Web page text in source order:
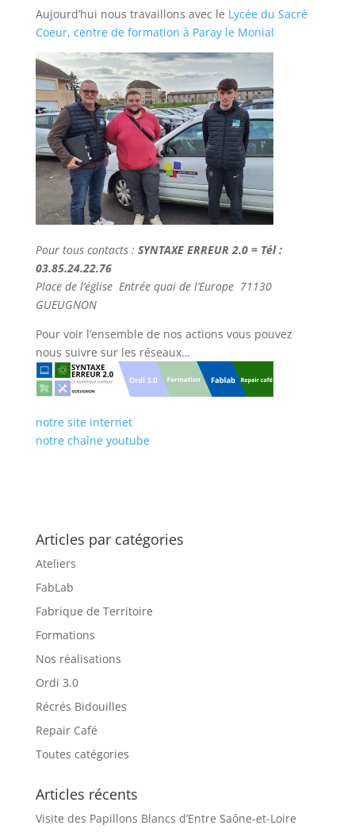
Aujourd’hui nous travaillons avec le Lycée du Sacré
Coeur, centre de formation à Paray le Monial
Pour tous contacts : SYNTAXE ERREUR 2.0 = Tél :
03.85.24.22.76
Place de l’église Entrée quai de l’Europe 71130
GUEUGNON
Pour voir l’ensemble de nos actions vous pouvez
nous suivre sur les réseaux…
notre site internet
notre chaîne youtube
Articles par catégories
Ateliers
FabLab
Fabrique de Territoire
Formations
Nos réalisations
Ordi 3.0
Récrés Bidouilles
Repair Café
Toutes catégories
Articles récents
Visite des Papillons Blancs d’Entre Saône-et-Loire